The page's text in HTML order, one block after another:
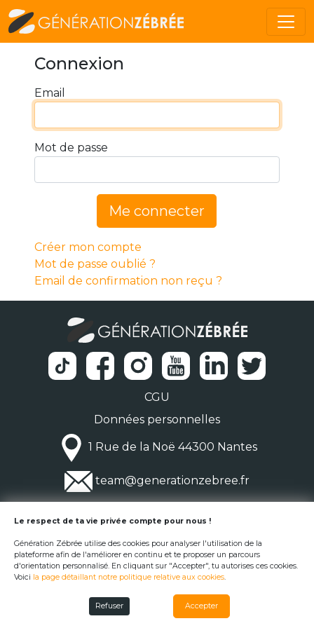
Connexion
Email
Mot de passe
Me connecter
Créer mon compte
Mot de passe oublié ?
Email de confirmation non reçu ?
CGU
Données personnelles
1 Rue de la Noë 44300 Nantes
team@generationzebree.fr
© Génération Zébrée 2026
Le respect de ta vie privée compte pour nous !
Génération Zébrée utilise des cookies pour analyser l'utilisation de la
plateforme afin de l'améliorer en continu et te proposer un parcours
d'orientation personnalisé. En cliquant sur "Accepter", tu autorises ces cookies.
Voici la page détaillant notre politique relative aux cookies.
Refuser Accepter